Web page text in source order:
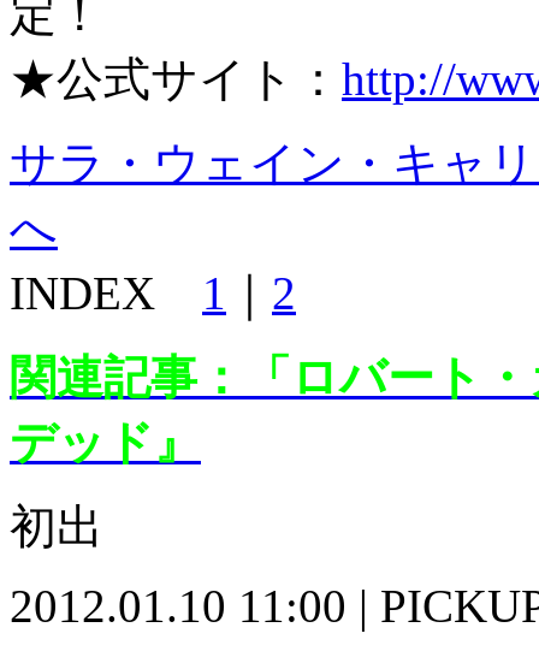
定！
★公式サイト： http://
サラ・ウェイン・キャ
へ
INDEX 1
2
関連記事：「ロバート
デッド』
初出
2012.01.10 11:00 |